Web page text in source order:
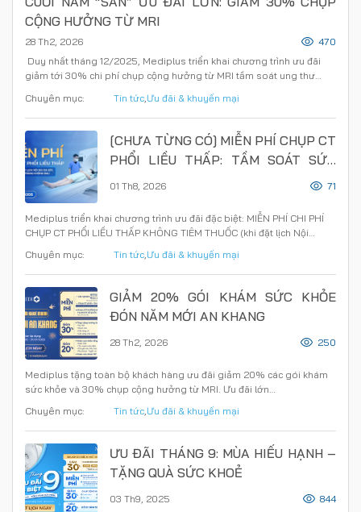
CỘNG HƯỞNG TỪ MRI
Duy nhất tháng 12/2025, Mediplus triển khai chương trình ưu đãi
giảm tới 30% chi phí chụp cộng hưởng từ MRI tầm soát ung thư…
28 Th2, 2026 470
Chuyên mục: Tin tức Ưu đãi & khuyến mại
[CHƯA TỪNG CÓ] MIỄN PHÍ CHỤP CT
PHỔI LIỀU THẤP: TẦM SOÁT SỨC
KHỎE ĐƯỜNG HÔ HẤP MÙA “CAO
Mediplus triển khai chương trình ưu đãi đặc biệt: MIỄN PHÍ CHI PHÍ
CHỤP CT PHỔI LIỀU THẤP KHÔNG TIÊM THUỐC (khi đặt lịch Nội…
01 Th8, 2026 71
Chuyên mục: Tin tức Ưu đãi & khuyến mại
GIẢM 20% GÓI KHÁM SỨC KHỎE
ĐÓN NĂM MỚI AN KHANG
Mediplus tặng toàn bộ khách hàng ưu đãi giảm 20% các gói khám
sức khỏe và 30% chụp cộng hưởng từ MRI. Ưu đãi lớn…
28 Th2, 2026 250
Chuyên mục: Tin tức Ưu đãi & khuyến mại
ƯU ĐÃI THÁNG 9: MÙA HIẾU HẠNH –
TẶNG QUÀ SỨC KHOẺ
03 Th9, 2025 844